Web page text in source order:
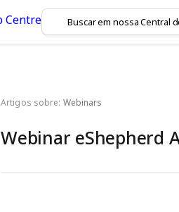
Artigos sobre: Webinars
Webinar eShepherd